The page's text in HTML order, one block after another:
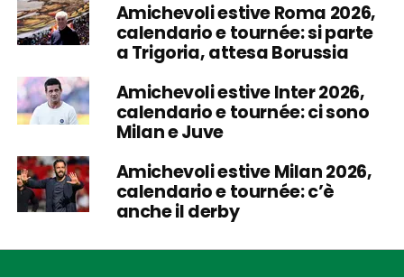
Amichevoli estive Roma 2026,
calendario e tournée: si parte
a Trigoria, attesa Borussia
Amichevoli estive Inter 2026,
calendario e tournée: ci sono
Milan e Juve
Amichevoli estive Milan 2026,
calendario e tournée: c’è
anche il derby